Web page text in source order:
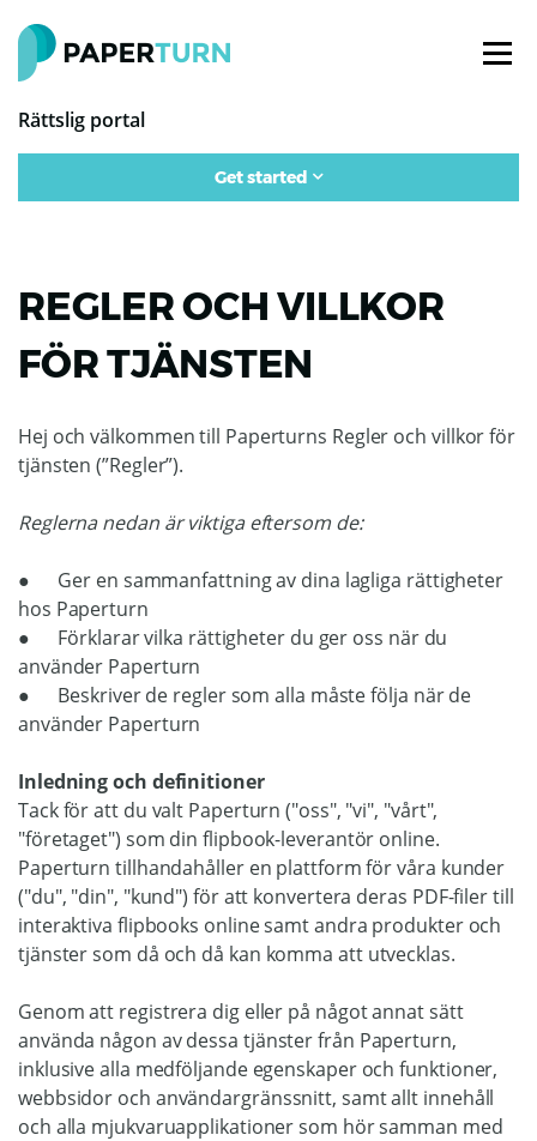
Rättslig portal
Get started
REGLER OCH VILLKOR
FÖR TJÄNSTEN
Hej och välkommen till Paperturns Regler och villkor för
tjänsten (”Regler”).
Reglerna nedan är viktiga eftersom de:
● Ger en sammanfattning av dina lagliga rättigheter
hos Paperturn
● Förklarar vilka rättigheter du ger oss när du
använder Paperturn
● Beskriver de regler som alla måste följa när de
använder Paperturn
Inledning och definitioner
Tack för att du valt Paperturn ("oss", "vi", "vårt",
"företaget") som din flipbook-leverantör online.
Paperturn tillhandahåller en plattform för våra kunder
("du", "din", "kund") för att konvertera deras PDF-filer till
interaktiva flipbooks online samt andra produkter och
tjänster som då och då kan komma att utvecklas.
Genom att registrera dig eller på något annat sätt
använda någon av dessa tjänster från Paperturn,
inklusive alla medföljande egenskaper och funktioner,
webbsidor och användargränssnitt, samt allt innehåll
och alla mjukvaruapplikationer som hör samman med